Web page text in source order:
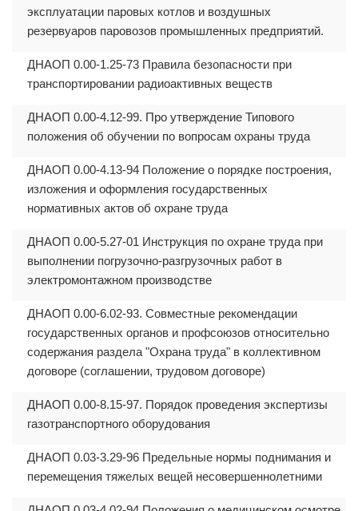
эксплуатации паровых котлов и воздушных
резервуаров паровозов промышленных предприятий.
ДНАОП 0.00-1.25-73 Правила безопасности при
транспортировании радиоактивных веществ
ДНАОП 0.00-4.12-99. Про утверждение Типового
положения об обучении по вопросам охраны труда
ДНАОП 0.00-4.13-94 Положение о порядке построения,
изложения и оформления государственных
нормативных актов об охране труда
ДНАОП 0.00-5.27-01 Инструкция по охране труда при
выполнении погрузочно-разгрузочных работ в
электромонтажном производстве
ДНАОП 0.00-6.02-93. Совместные рекомендации
государственных органов и профсоюзов относительно
содержания раздела "Охрана труда" в коллективном
договоре (соглашении, трудовом договоре)
ДНАОП 0.00-8.15-97. Порядок проведения экспертизы
газотранспортного оборудования
ДНАОП 0.03-3.29-96 Предельные нормы поднимания и
перемещения тяжелых вещей несовершеннолетними